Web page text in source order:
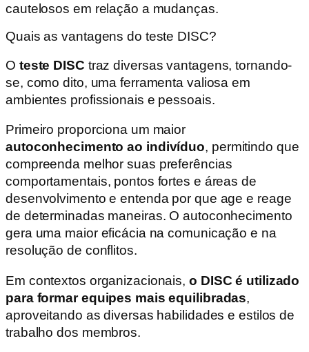
cautelosos em relação a mudanças.
Quais as vantagens do teste DISC?
O teste DISC traz diversas vantagens, tornando-
se, como dito, uma ferramenta valiosa em
ambientes profissionais e pessoais.
Primeiro proporciona um maior
autoconhecimento ao indivíduo, permitindo que
compreenda melhor suas preferências
comportamentais, pontos fortes e áreas de
desenvolvimento e entenda por que age e reage
de determinadas maneiras. O autoconhecimento
gera uma maior eficácia na comunicação e na
resolução de conflitos.
Em contextos organizacionais, o DISC é utilizado
para formar equipes mais equilibradas,
aproveitando as diversas habilidades e estilos de
trabalho dos membros.